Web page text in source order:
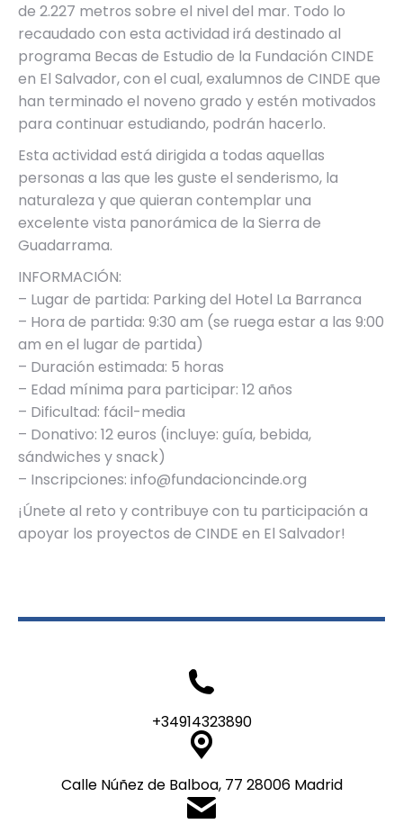
de 2.227 metros sobre el nivel del mar. Todo lo
recaudado con esta actividad irá destinado al
programa Becas de Estudio de la Fundación CINDE
en El Salvador, con el cual, exalumnos de CINDE que
han terminado el noveno grado y estén motivados
para continuar estudiando, podrán hacerlo.
Esta actividad está dirigida a todas aquellas
personas a las que les guste el senderismo, la
naturaleza y que quieran contemplar una
excelente vista panorámica de la Sierra de
Guadarrama.
INFORMACIÓN:
– Lugar de partida: Parking del Hotel La Barranca
– Hora de partida: 9:30 am (se ruega estar a las 9:00
am en el lugar de partida)
– Duración estimada: 5 horas
– Edad mínima para participar: 12 años
– Dificultad: fácil-media
– Donativo: 12 euros (incluye: guía, bebida,
sándwiches y snack)
– Inscripciones: info@fundacioncinde.org
¡Únete al reto y contribuye con tu participación a
apoyar los proyectos de CINDE en El Salvador!
+34914323890
Calle Núñez de Balboa, 77 28006 Madrid